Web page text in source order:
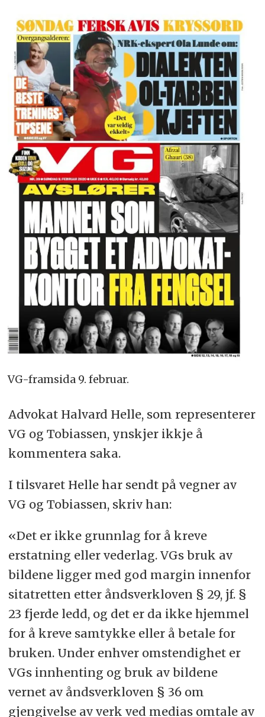
VG-framsida 9. februar.
Advokat Halvard Helle, som representerer
VG og Tobiassen, ynskjer ikkje å
kommentera saka.
I tilsvaret Helle har sendt på vegner av
VG og Tobiassen, skriv han:
«Det er ikke grunnlag for å kreve
erstatning eller vederlag. VGs bruk av
bildene ligger med god margin innenfor
sitatretten etter åndsverkloven § 29, jf. §
23 fjerde ledd, og det er da ikke hjemmel
for å kreve samtykke eller å betale for
bruken. Under enhver omstendighet er
VGs innhenting og bruk av bildene
vernet av åndsverkloven § 36 om
gjengivelse av verk ved medias omtale av